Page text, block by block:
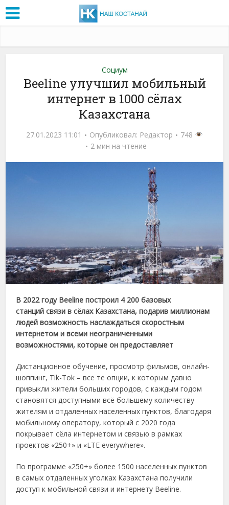
Социум
Beeline улучшил мобильный
интернет в 1000 сёлах
Казахстана
27.01.2023 11:01 Опубликовал: Редактор
748
2 мин на чтение
В 2022 году Beeline построил 4 200 базовых
станций связи в сёлах Казахстана, подарив миллионам
людей возможность наслаждаться скоростным
интернетом и всеми неограниченными
возможностями, которые он предоставляет
Дистанционное обучение, просмотр фильмов, онлайн-
шоппинг, Tik-Tok – все те опции, к которым давно
привыкли жители больших городов, с каждым годом
становятся доступными всё большему количеству
жителям и отдаленных населенных пунктов, благодаря
мобильному оператору, который с 2020 года
покрывает сёла интернетом и связью в рамках
проектов «250+» и «LTE everywhere».
По программе «250+» более 1500 населенных пунктов
в самых отдаленных уголках Казахстана получили
доступ к мобильной связи и интернету Beeline.